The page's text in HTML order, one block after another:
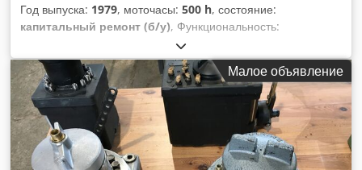
Год выпуска: 1979, моточасы: 500 h, состояние:
капитальный ремонт (б/у), Функциональность:
полностью работоспособен, номер машины/
транспортного средства:123, Стабильная и надёжная
машина для пакетиков Höller Bosch BMA с
четырёхсторонней запайкой, производительность 10-40
пакетов. Полный капремонт в 2022 году, включая
совершенно новую электронику и перевод на сервопривод.
В комплекте с дозирующим устройством шнекового типа.
Crsdpfx Asizag Tsh Djf
Малое объявление